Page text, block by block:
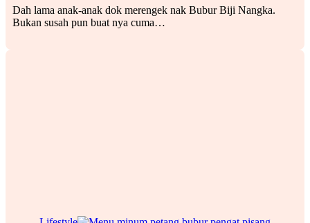
Dah lama anak-anak dok merengek nak Bubur Biji Nangka.
Bukan susah pun buat nya cuma…